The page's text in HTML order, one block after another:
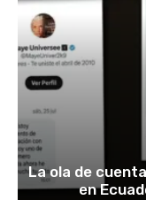
La ola de
en